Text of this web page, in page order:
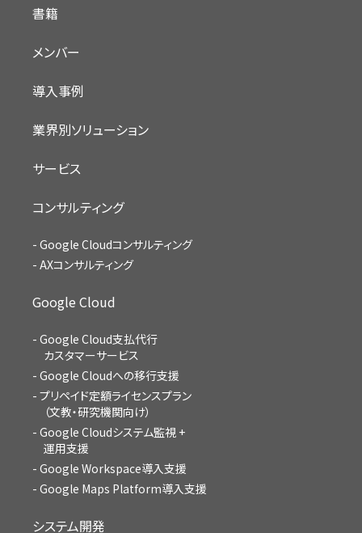
書籍
メンバー
導入事例
業界別ソリューション
サービス
コンサルティング
Google Cloudコンサルティング
AXコンサルティング
Google Cloud
Google Cloud支払代行
カスタマーサービス
Google Cloudへの移行支援
プリペイド定額ライセンスプラン
（文教・研究機関向け）
Google Cloudシステム監視 +
運用支援
Google Workspace導入支援
Google Maps Platform導入支援
システム開発